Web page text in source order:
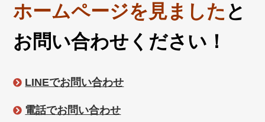
ホームページを見ました と
お問い合わせください！
LINEでお問い合わせ
電話でお問い合わせ